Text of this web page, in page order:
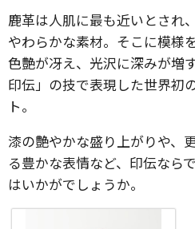
鹿革は人肌に最も近いとされ
やわらかな素材。そこに模様
色艶が冴え、光沢に深みが増
印伝」の技で表現した世界初
ト。
漆の艶やかな盛り上がりや、
る豊かな表情など、印伝なら
はいかがでしょうか。